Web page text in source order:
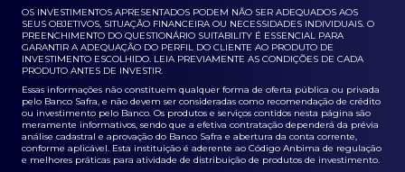
OS INVESTIMENTOS APRESENTADOS PODEM NÃO SER ADEQUADOS AOS
SEUS OBJETIVOS, SITUAÇÃO FINANCEIRA OU NECESSIDADES INDIVIDUAIS. O
PREENCHIMENTO DO QUESTIONÁRIO SUITABILITY É ESSENCIAL PARA
GARANTIR A ADEQUAÇÃO DO PERFIL DO CLIENTE AO PRODUTO DE
INVESTIMENTO ESCOLHIDO. LEIA PREVIAMENTE AS CONDIÇÕES DE CADA
PRODUTO ANTES DE INVESTIR.
Essas informações não constituem qualquer forma de oferta pública ou privada
pelo Banco Safra, e não devem ser consideradas como recomendação de crédito
ou investimento pelo Banco. Os produtos e serviços contidos nesta página são
meramente informativos, sendo que a efetiva contratação dependerá da prévia
análise cadastral e aprovação do Banco Safra e abertura da conta corrente,
conforme aplicável. Esta instituição é aderente ao Código Anbima de regulação
e melhores práticas para atividade de distribuição de produtos de investimento.